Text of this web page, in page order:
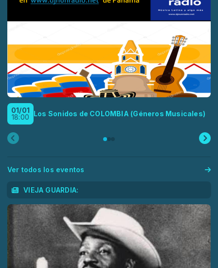
01/01
18:00
Los Sonidos de COLOMBIA (Géneros Musicales)
Ver todos los eventos
VIEJA GUARDIA: